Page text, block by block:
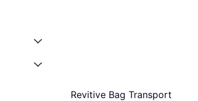
Revitive Bag Transport